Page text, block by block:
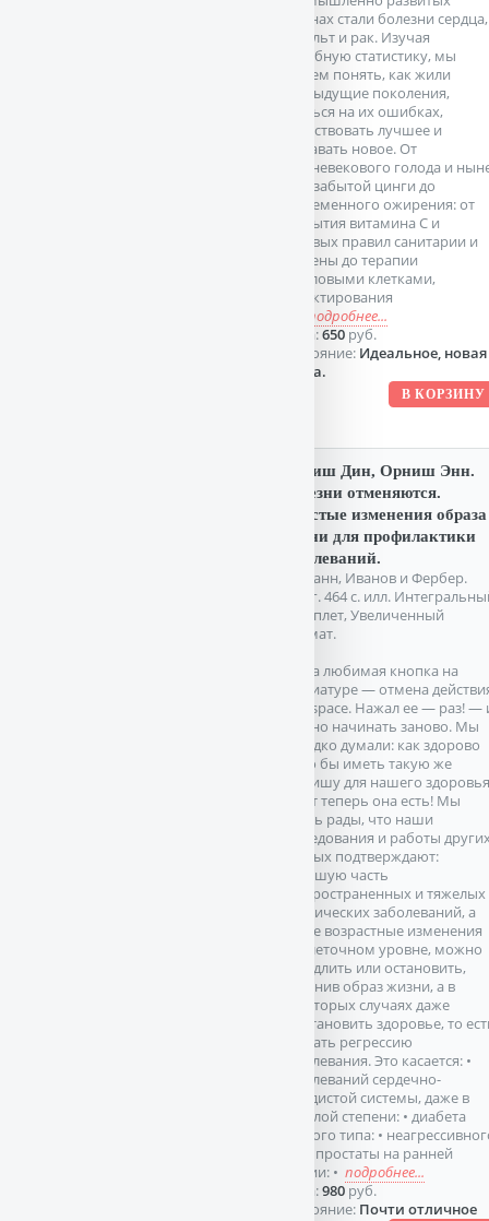
странах стали болезни сердца,
инсульт и рак. Изучая
подобную статистику, мы
можем понять, как жили
предыдущие поколения,
учиться на их ошибках,
заимствовать лучшее и
создавать новое. От
средневекового голода и
полузабытой цинги до
современного ожирения: от
открытия витамина С и
базовых правил санитарии и
гигиены до терапии
стволовыми клетками,
редактирования
подробнее...
Цена:650руб.
Состояние: Идеальное, новая
книга.
Орниш Дин, Орниш Энн.
Болезни отменяются.
Простые изменения образа
жизни для профилактики
заболеваний.
М. Манн, Иванов и Фербер.
2020г. 464 с. илл.
переплет, Увеличенный
формат.
Наша любимая кнопка на
клавиатуре — отмена
Backspace. Нажал ее — раз! —
можно начинать заново. Мы
нередко думали: как здорово
было бы иметь такую же
клавишу для нашего
И вот теперь она есть! Мы
очень рады, что наши
исследования и работы
ученых подтверждают:
большую часть
распространенных и тяжелых
хронических заболеваний, а
также возрастные изменения
на клеточном уровне, можно
замедлить или остановить,
изменив образ жизни, а в
некоторых случаях даже
восстановить здоровье, то
вызвать регрессию
заболевания. Это касается: •
заболеваний сердечно-
сосудистой системы, даже в
тяжелой степени: • диабета
второго типа: •
рака простаты на ранней
стадии: • подробнее...
Цена:980руб.
Состояние: Почти отличное